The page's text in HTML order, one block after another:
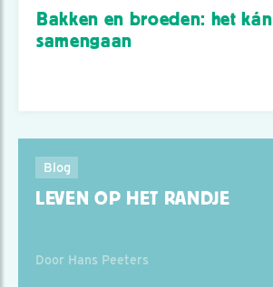
Bakken en broeden: het kán
samengaan
Blog
LEVEN OP HET RANDJE
Door Hans Peeters